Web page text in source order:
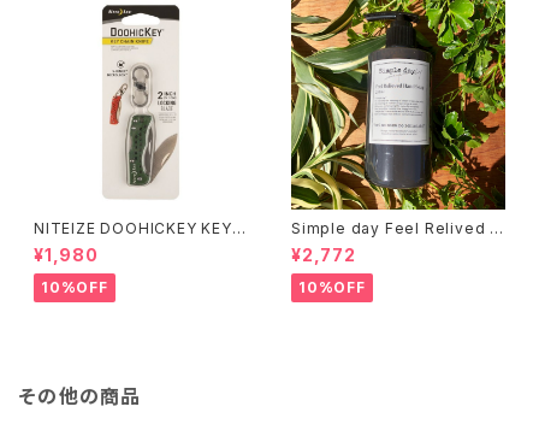
NITEIZE DOOHICKEY KEY
CHAIN KNIFE / グリーン
¥1,980
10%OFF
Simple day Feel Relived H
and Soap ありのままの一日
¥2,772
10%OFF
その他の商品